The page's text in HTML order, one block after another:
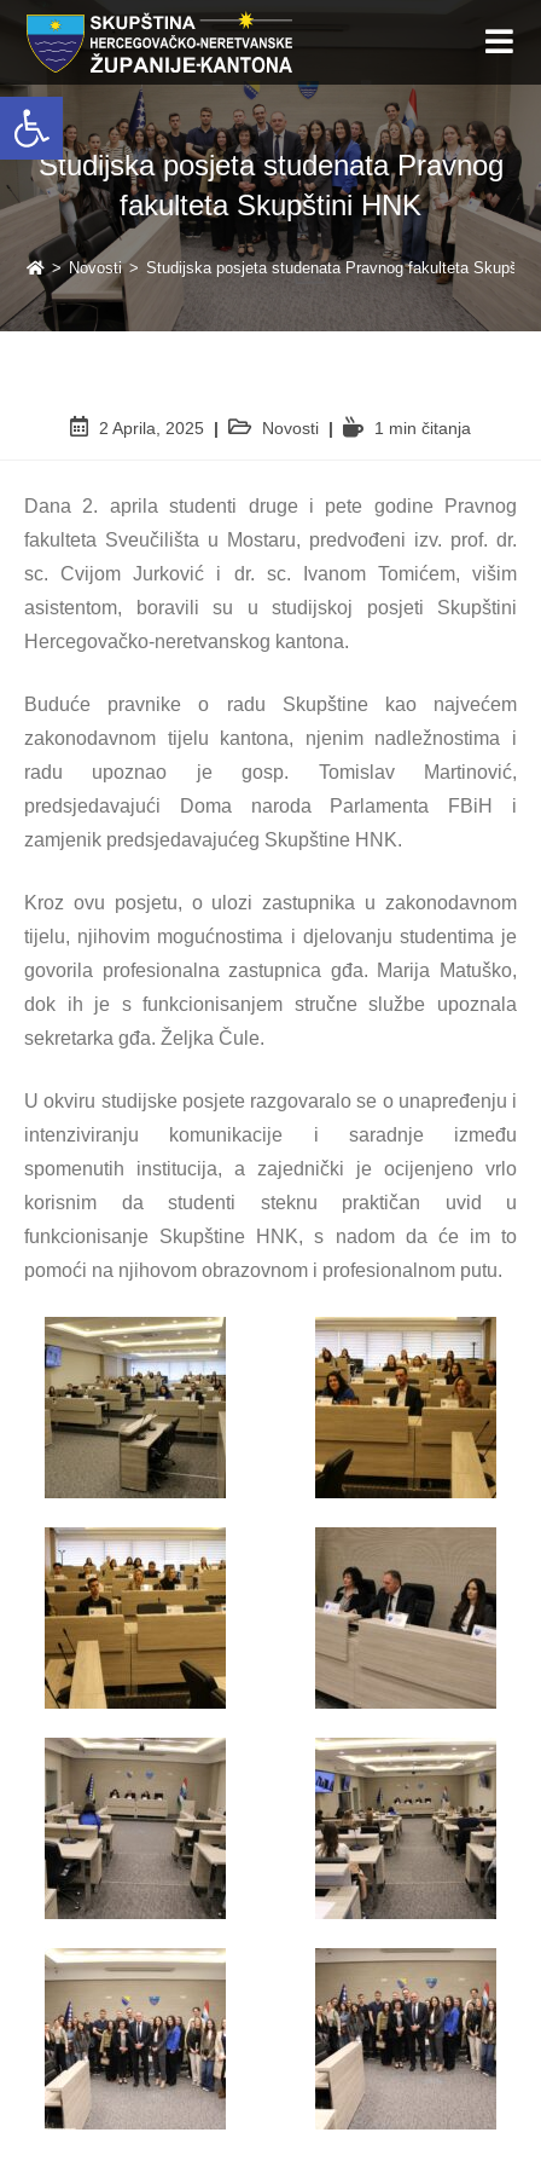
Open toolbar
Studijska posjeta studenata Pravnog
fakulteta Skupštini HNK
> Novosti > Studijska posjeta studenata Pravnog fakulteta
2 Aprila, 2025 Novosti 1 min čitanja
Dana 2. aprila studenti druge i pete godine Pravnog
fakulteta Sveučilišta u Mostaru, predvođeni izv. prof. dr.
sc. Cvijom Jurković i dr. sc. Ivanom Tomićem, višim
asistentom, boravili su u studijskoj posjeti Skupštini
Hercegovačko-neretvanskog kantona.
Buduće pravnike o radu Skupštine kao najvećem
zakonodavnom tijelu kantona, njenim nadležnostima i
radu upoznao je gosp. Tomislav Martinović,
predsjedavajući Doma naroda Parlamenta FBiH i
zamjenik predsjedavajućeg Skupštine HNK.
Kroz ovu posjetu, o ulozi zastupnika u zakonodavnom
tijelu, njihovim mogućnostima i djelovanju studentima je
govorila profesionalna zastupnica gđa. Marija Matuško,
dok ih je s funkcionisanjem stručne službe upoznala
sekretarka gđa. Željka Čule.
U okviru studijske posjete razgovaralo se o unapređenju i
intenziviranju komunikacije i saradnje između
spomenutih institucija, a zajednički je ocijenjeno vrlo
korisnim da studenti steknu praktičan uvid u
funkcionisanje Skupštine HNK, s nadom da će im to
pomoći na njihovom obrazovnom i profesionalnom putu.